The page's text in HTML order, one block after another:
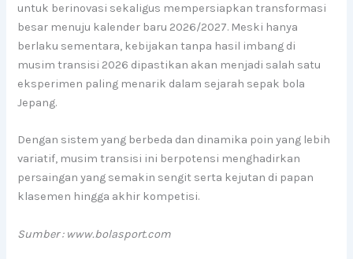
untuk berinovasi sekaligus mempersiapkan transformasi
besar menuju kalender baru 2026/2027. Meski hanya
berlaku sementara, kebijakan tanpa hasil imbang di
musim transisi 2026 dipastikan akan menjadi salah satu
eksperimen paling menarik dalam sejarah sepak bola
Jepang.
Dengan sistem yang berbeda dan dinamika poin yang lebih
variatif, musim transisi ini berpotensi menghadirkan
persaingan yang semakin sengit serta kejutan di papan
klasemen hingga akhir kompetisi.
Sumber : www.bolasport.com